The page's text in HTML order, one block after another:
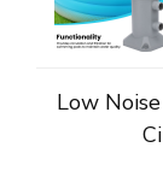
Low